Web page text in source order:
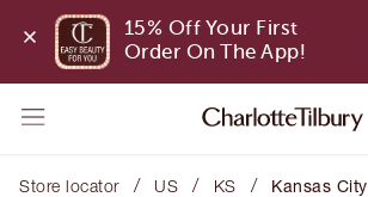
15% Off Your First
Order On The App!
Store locator / US / KS / Kansas City